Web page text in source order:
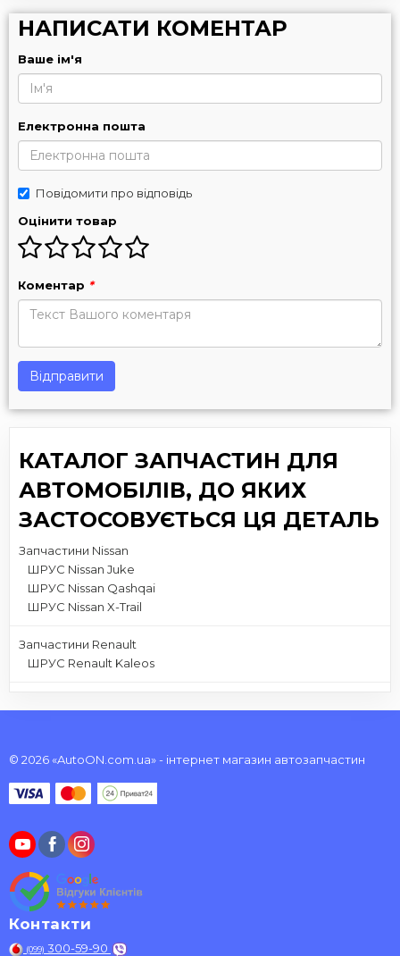
НАПИСАТИ КОМЕНТАР
Ваше ім'я
Електронна пошта
Повідомити про відповідь
Оцінити товар
Коментар *
Відправити
КАТАЛОГ ЗАПЧАСТИН ДЛЯ
АВТОМОБІЛІВ, ДО ЯКИХ
ЗАСТОСОВУЄТЬСЯ ЦЯ ДЕТАЛЬ
Запчастини Nissan
ШРУС Nissan Juke
ШРУС Nissan Qashqai
ШРУС Nissan X-Trail
Запчастини Renault
ШРУС Renault Kaleos
© 2026 «AutoON.com.ua» - інтернет магазин автозапчастин
Контакти
(099) 300-59-90